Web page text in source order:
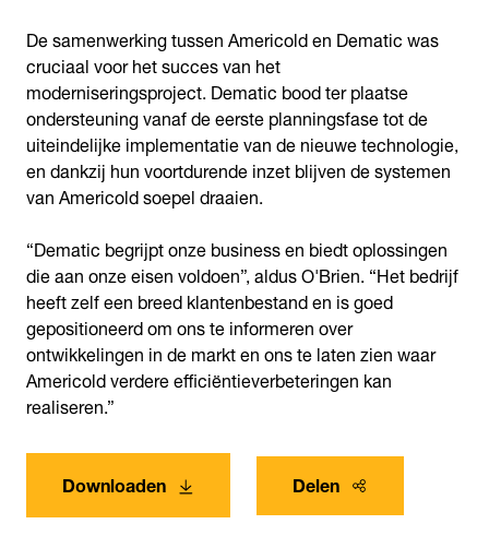
De samenwerking tussen Americold en Dematic was
cruciaal voor het succes van het
moderniseringsproject. Dematic bood ter plaatse
ondersteuning vanaf de eerste planningsfase tot de
uiteindelijke implementatie van de nieuwe technologie,
en dankzij hun voortdurende inzet blijven de systemen
van Americold soepel draaien.
“Dematic begrijpt onze business en biedt oplossingen
die aan onze eisen voldoen”, aldus O'Brien. “Het bedrijf
heeft zelf een breed klantenbestand en is goed
gepositioneerd om ons te informeren over
ontwikkelingen in de markt en ons te laten zien waar
Americold verdere efficiëntieverbeteringen kan
realiseren.”
Downloaden Delen